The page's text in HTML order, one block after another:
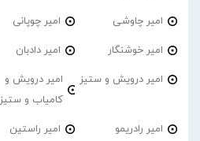
امیر چاوشی امیر چوپانی
امیر خوشنگار امیر دادبان
امیر درویش و ستیز
امیر درویش و
کامیاب و ستیز
امیر رادریمو امیر راستین